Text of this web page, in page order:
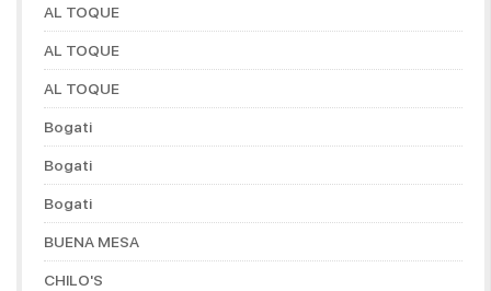
AL TOQUE
AL TOQUE
AL TOQUE
Bogati
Bogati
Bogati
BUENA MESA
CHILO'S